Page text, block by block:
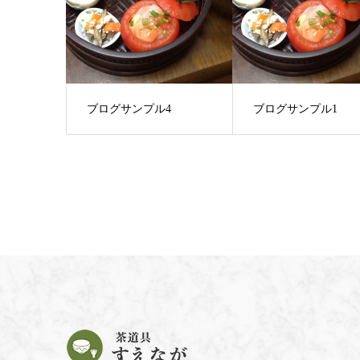
ブログサンプル4 ブログサンプル1